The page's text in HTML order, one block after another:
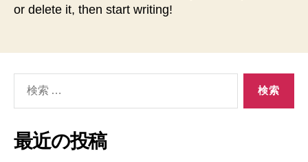
or delete it, then start writing!
象:
最近の投稿